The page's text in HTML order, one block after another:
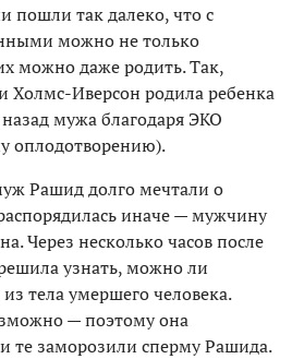
пошли так далеко, что с
можно не только
можно даже родить. Так,
Холмс-Иверсон родила ребенка
мужа благодаря ЭКО
оплодотворению).
Рашид долго мечтали о
иначе — мужчину
Через несколько часов после
узнать, можно ли
тела умершего человека.
— поэтому она
те заморозили сперму Рашида.